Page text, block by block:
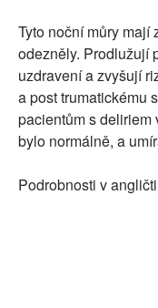
Tyto noční můry mají
odezněly. Prodlužují
uzdravení a zvyšují
a post trumatickému
pacientům s deliriem
bylo normálně, a
Podrobnosti v